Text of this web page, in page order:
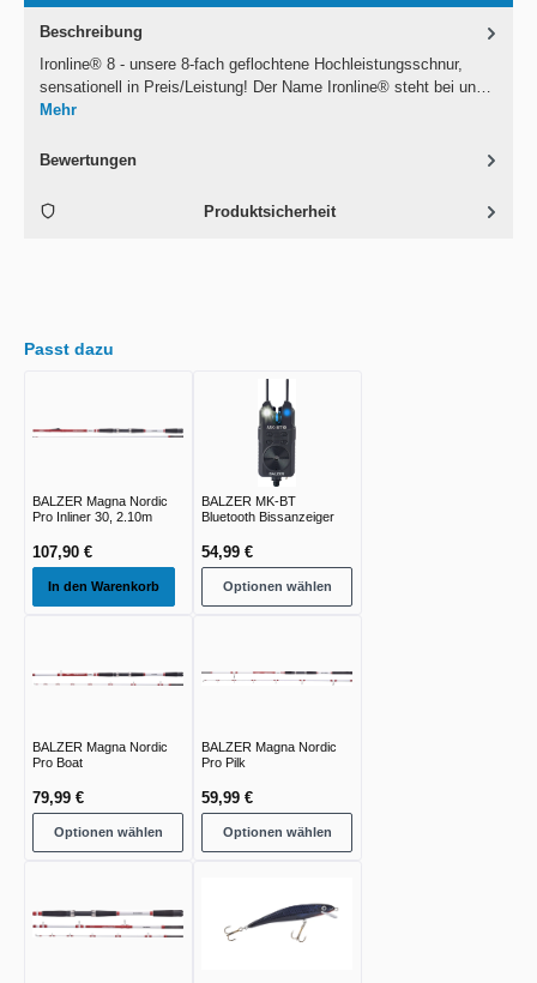
Beschreibung
Ironline® 8 - unsere 8-fach geflochtene Hochleistungsschnur,
sensationell in Preis/Leistung! Der Name Ironline® steht bei un…
Mehr
Bewertungen
Produktsicherheit
Passt dazu
BALZER Magna Nordic
Pro Inliner 30, 2.10m
107,90 €
In den Warenkorb
BALZER MK-BT
Bluetooth Bissanzeiger
54,99 €
Optionen wählen
BALZER Magna Nordic
Pro Boat
79,99 €
Optionen wählen
BALZER Magna Nordic
Pro Pilk
59,99 €
Optionen wählen